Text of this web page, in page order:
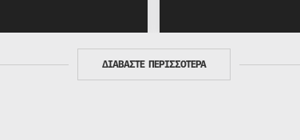
ΔΙΑΒΑΣΤΕ ΠΕΡΙΣΣΟΤΕΡΑ